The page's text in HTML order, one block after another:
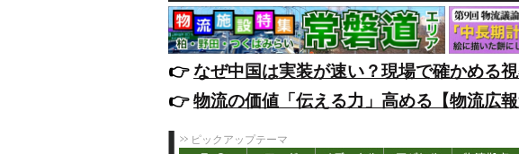
👉️なぜ中国は実装が速い？現場で確かめる
👉️物流の価値「伝える力」高める【物流広
ピックアップテーマ